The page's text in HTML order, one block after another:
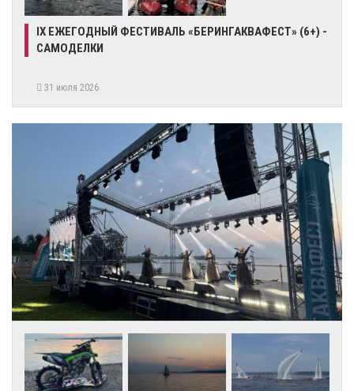
IX ЕЖЕГОДНЫЙ ФЕСТИВАЛЬ «БЕРИНГАКВАФЕСТ» (6+) -
САМОДЕЛКИ
31 июля 2026